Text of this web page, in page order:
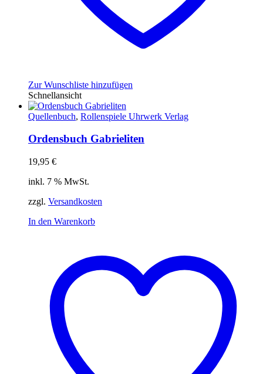
Zur Wunschliste hinzufügen
Schnellansicht
Quellenbuch, Rollenspiele Uhrwerk Verlag
Ordensbuch Gabrieliten
19,95 €
inkl. 7 % MwSt.
zzgl. Versandkosten
In den Warenkorb